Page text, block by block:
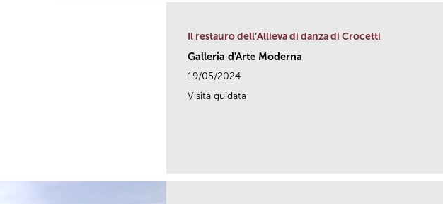
Il restauro dell’Allieva di danza di Crocetti
Galleria d'Arte Moderna
19/05/2024
Visita guidata